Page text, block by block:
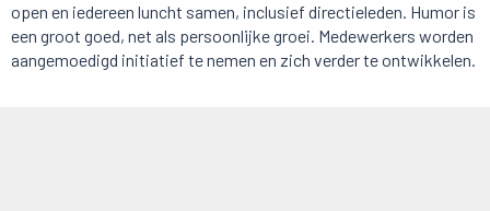
open en iedereen luncht samen, inclusief directieleden. Humor is
een groot goed, net als persoonlijke groei. Medewerkers worden
aangemoedigd initiatief te nemen en zich verder te ontwikkelen.